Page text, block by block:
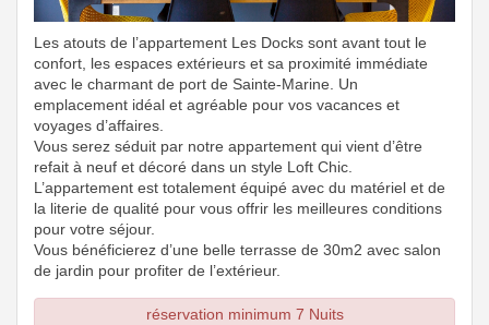
Les atouts de l’appartement Les Docks sont avant tout le
confort, les espaces extérieurs et sa proximité immédiate
avec le charmant de port de Sainte-Marine. Un
emplacement idéal et agréable pour vos vacances et
voyages d’affaires.
Vous serez séduit par notre appartement qui vient d’être
refait à neuf et décoré dans un style Loft Chic.
L’appartement est totalement équipé avec du matériel et de
la literie de qualité pour vous offrir les meilleures conditions
pour votre séjour.
Vous bénéficierez d’une belle terrasse de 30m2 avec salon
de jardin pour profiter de l’extérieur.
réservation minimum 7 Nuits